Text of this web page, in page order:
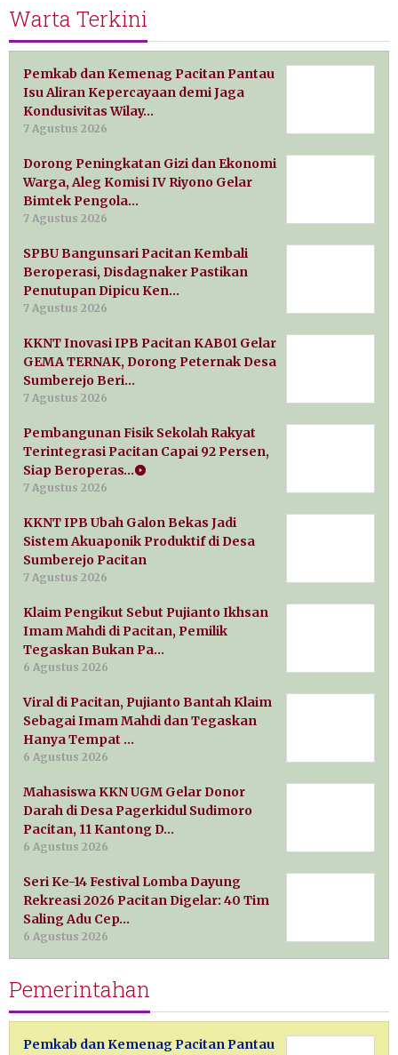
Warta Terkini
Pemkab dan Kemenag Pacitan Pantau
Isu Aliran Kepercayaan demi Jaga
Kondusivitas Wilay…
7 Agustus 2026
Dorong Peningkatan Gizi dan Ekonomi
Warga, Aleg Komisi IV Riyono Gelar
Bimtek Pengola…
7 Agustus 2026
SPBU Bangunsari Pacitan Kembali
Beroperasi, Disdagnaker Pastikan
Penutupan Dipicu Ken…
7 Agustus 2026
KKNT Inovasi IPB Pacitan KAB01 Gelar
GEMA TERNAK, Dorong Peternak Desa
Sumberejo Beri…
7 Agustus 2026
Pembangunan Fisik Sekolah Rakyat
Terintegrasi Pacitan Capai 92 Persen,
Siap Beroperas…
7 Agustus 2026
KKNT IPB Ubah Galon Bekas Jadi
Sistem Akuaponik Produktif di Desa
Sumberejo Pacitan
7 Agustus 2026
Klaim Pengikut Sebut Pujianto Ikhsan
Imam Mahdi di Pacitan, Pemilik
Tegaskan Bukan Pa…
6 Agustus 2026
Viral di Pacitan, Pujianto Bantah Klaim
Sebagai Imam Mahdi dan Tegaskan
Hanya Tempat …
6 Agustus 2026
Mahasiswa KKN UGM Gelar Donor
Darah di Desa Pagerkidul Sudimoro
Pacitan, 11 Kantong D…
6 Agustus 2026
Seri Ke-14 Festival Lomba Dayung
Rekreasi 2026 Pacitan Digelar: 40 Tim
Saling Adu Cep…
6 Agustus 2026
Pemerintahan
Pemkab dan Kemenag Pacitan Pantau